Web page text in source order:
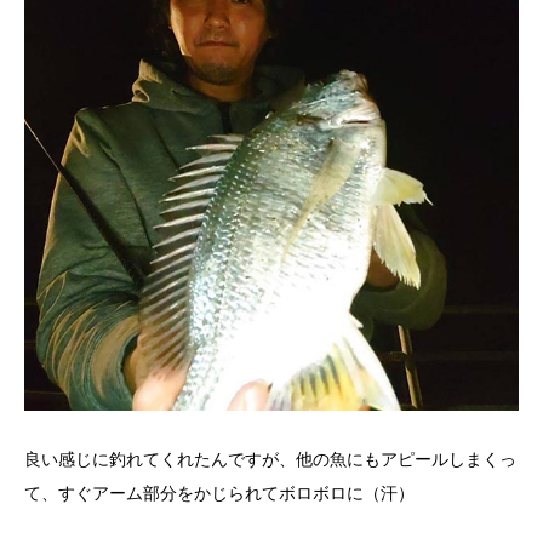
良い感じに釣れてくれたんですが、他の魚にもアピールしまくっ
て、すぐアーム部分をかじられてボロボロに（汗）